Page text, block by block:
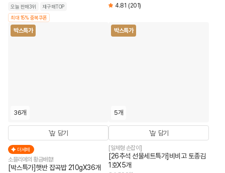
오늘 판매3위
재구매TOP
최대 15% 중복쿠폰
4.81 (201)
박스특가
36개
담기
더세페
소믈리에의 황금배합!
[박스특가]햇반 잡곡밥 210gX36개
박스특가
5개
담기
[일체형 손잡이]
[26추석 선물세트특가]비비고 토종김
1호X5개